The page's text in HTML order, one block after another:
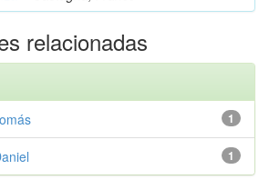
relacionadas
1
1